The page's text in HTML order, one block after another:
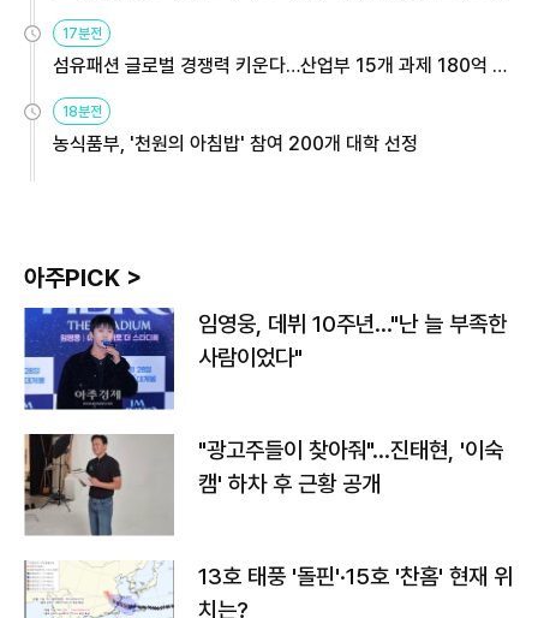
용해야
17분전
섬유패션 글로벌 경쟁력 키운다…산업부 15개 과제 180억 지
원
18분전
농식품부, '천원의 아침밥' 참여 200개 대학 선정
아주PICK >
임영웅, 데뷔 10주년…"난 늘 부족한
사람이었다"
"광고주들이 찾아줘"…진태현, '이숙
캠' 하차 후 근황 공개
13호 태풍 '돌핀'·15호 '찬홈' 현재 위
치는?